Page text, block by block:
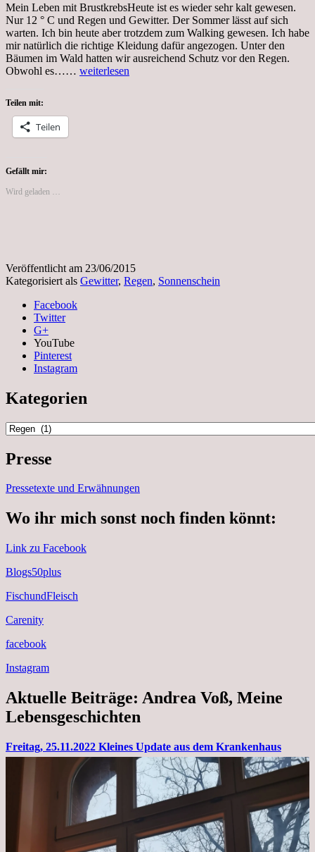
Mein Leben mit BrustkrebsHeute ist es wieder sehr kalt gewesen.
Nur 12 ° C und Regen und Gewitter. Der Sommer lässt auf sich
warten. Ich bin heute aber trotzdem zum Walking gewesen. Ich habe
mir natürlich die richtige Kleidung dafür angezogen. Unter den
Bäumen im Wald hatten wir ausreichend Schutz vor den Regen.
Obwohl es…… Dienstag,
weiterlesen
Teilen mit:
Teilen
Gefällt mir:
Wird geladen …
Veröffentlicht am 23/06/2015
Kategorisiert als Gewitter, Regen, Sonnenschein
Facebook
Twitter
G+
YouTube
Pinterest
Instagram
Kategorien
Kategorien
Presse
Pressetexte und Erwähnungen
Wo ihr mich sonst noch finden könnt:
Link zu Facebook
Blogs50plus
FischundFleisch
Carenity
facebook
Instagram
Aktuelle Beiträge: Andrea Voß, Meine
Lebensgeschichten
Freitag, 25.11.2022 Kleines Update aus dem Krankenhaus